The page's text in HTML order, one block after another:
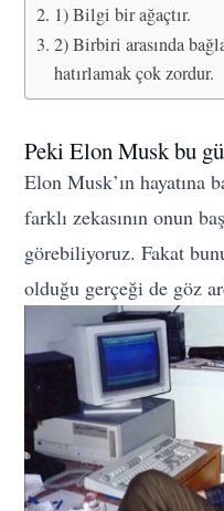
1) Bilgi bir ağaçtır.
2) Birbiri arasında
hatırlamak çok zordur.
Peki Elon Musk bu
Elon Musk’ın hayatına
farklı zekasının onun
görebiliyoruz. Fakat
olduğu gerçeği de göz